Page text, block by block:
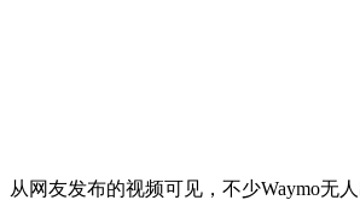
从网友发布的视频可见，不少Waymo无